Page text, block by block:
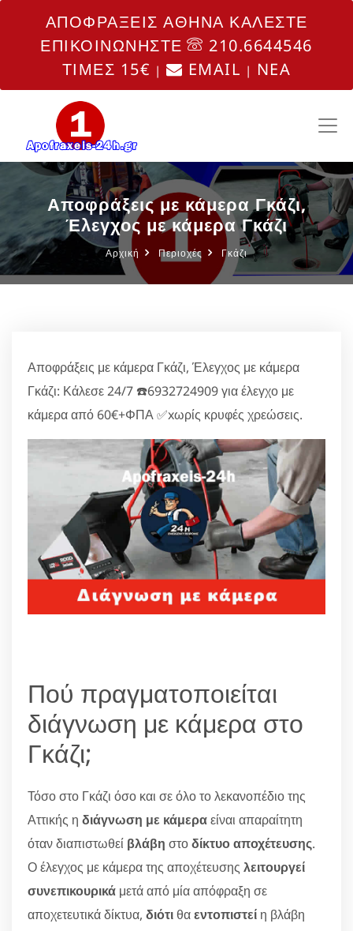
ΑΠΟΦΡΑΞΕΙΣ ΑΘΗΝΑ ΚΑΛΕΣΤΕ
ΕΠΙΚΟΙΝΩΝΗΣΤΕ
210.6644546
ΤΙΜΕΣ 15€ | EMAIL | NEA
Αποφράξεις με κάμερα Γκάζι,
Έλεγχος με κάμερα Γκάζι
Αρχική Περιοχές Γκάζι
Αποφράξεις με κάμερα Γκάζι, Έλεγχος με κάμερα
Γκάζι: Κάλεσε 24/7 ☎️6932724909 για έλεγχο με
κάμερα από 60€+ΦΠΑ ✅xωρίς κρυφές χρεώσεις.
Πού πραγματοποιείται
διάγνωση με κάμερα στο
Γκάζι;
Τόσο στο Γκάζι όσο και σε όλο το λεκανοπέδιο της
Αττικής η διάγνωση με κάμεραείναι απαραίτητη
όταν διαπιστωθεί βλάβη στοδίκτυο αποχέτευσης.
Ο έλεγχος με κάμερα της αποχέτευσης λειτουργεί
συνεπικουρικά μετά από μία απόφραξη σε
αποχετευτικά δίκτυα, διότιθαεντοπιστεί η βλάβη